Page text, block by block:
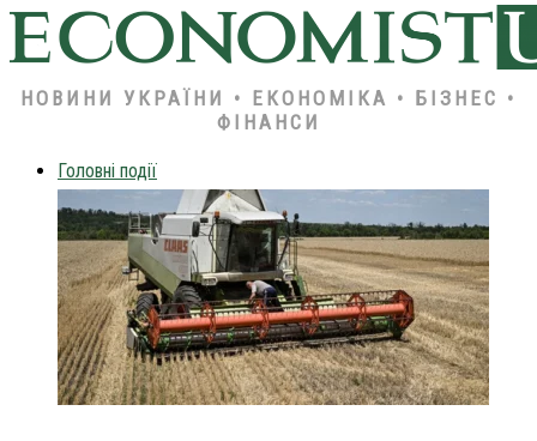
НОВИНИ УКРАЇНИ • ЕКОНОМІКА • БІЗНЕС •
ФІНАНСИ
Головні події